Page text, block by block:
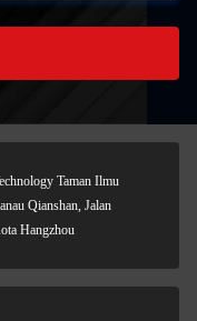
Taman Ilmu
Qianshan, Jalan
Hangzhou